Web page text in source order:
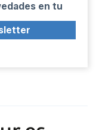
en tu